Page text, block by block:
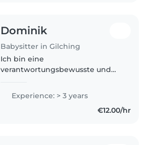
Dominik
Babysitter in Gilching
Ich bin eine
verantwortungsbewusste und
mit 3 Jahren Erfahrung in der
Kinderbetreuung, insbesondere
Experience: > 3 years
€12.00/hr